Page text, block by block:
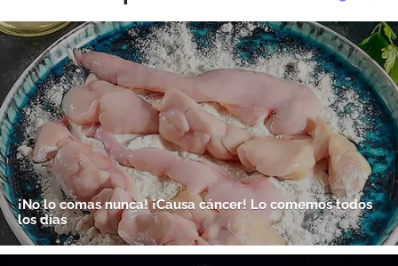
Gracias por suscribirte a nuestro boletín.
ACEPTAR